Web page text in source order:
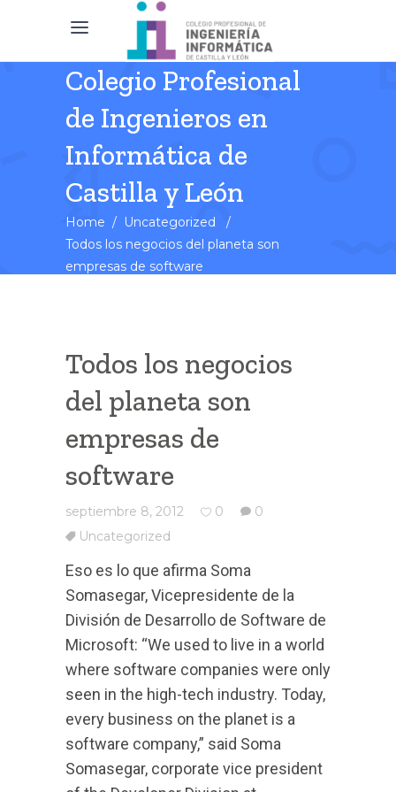
Colegio Profesional
de Ingenieros en
Informática de
Castilla y León
Home / Uncategorized
/
Todos los negocios del planeta son
empresas de software
Todos los negocios
del planeta son
empresas de
software
septiembre 8, 2012 0
0
Uncategorized
Eso es lo que afirma Soma
Somasegar, Vicepresidente de la
División de Desarrollo de Software de
Microsoft: “We used to live in a world
where software companies were only
seen in the high-tech industry. Today,
every business on the planet is a
software company,” said Soma
Somasegar, corporate vice president